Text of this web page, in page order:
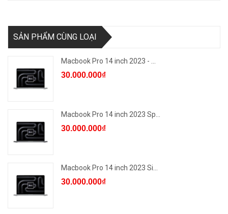
SẢN PHẨM CÙNG LOẠI
Macbook Pro 14 inch 2023 - ...
30.000.000₫
Macbook Pro 14 inch 2023 Sp...
30.000.000₫
Macbook Pro 14 inch 2023 Si...
30.000.000₫